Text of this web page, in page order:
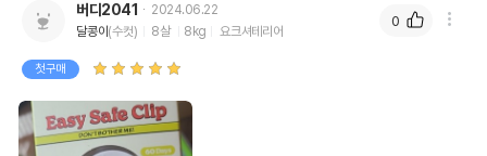
버디2041
2024.06.22
달콩이 (수컷) 8살 8kg 요크셔테리어
첫구매
0